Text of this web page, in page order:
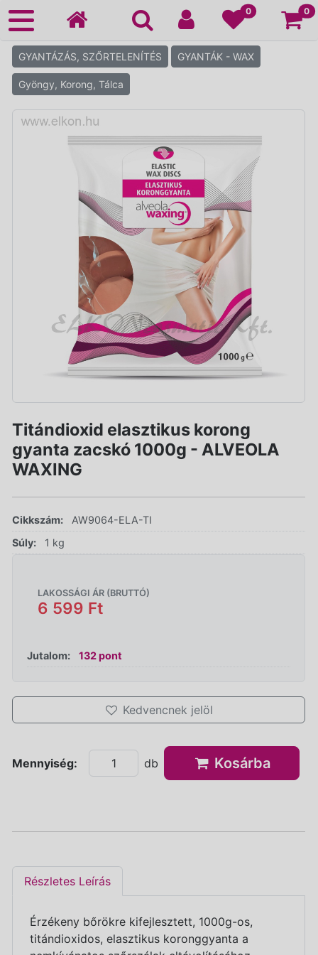
0 0
GYANTÁZÁS, SZŐRTELENÍTÉS GYANTÁK - WAX
Gyöngy, Korong, Tálca
Titándioxid elasztikus korong
gyanta zacskó 1000g - ALVEOLA
WAXING
Cikkszám:
AW9064-ELA-TI
Súly:
1 kg
LAKOSSÁGI ÁR (BRUTTÓ)
6 599 Ft
Jutalom: 132 pont
Kedvencnek jelöl
Mennyiség: db Kosárba
Részletes Leírás
Érzékeny bőrökre kifejlesztett, 1000g-os,
titándioxidos, elasztikus koronggyanta a